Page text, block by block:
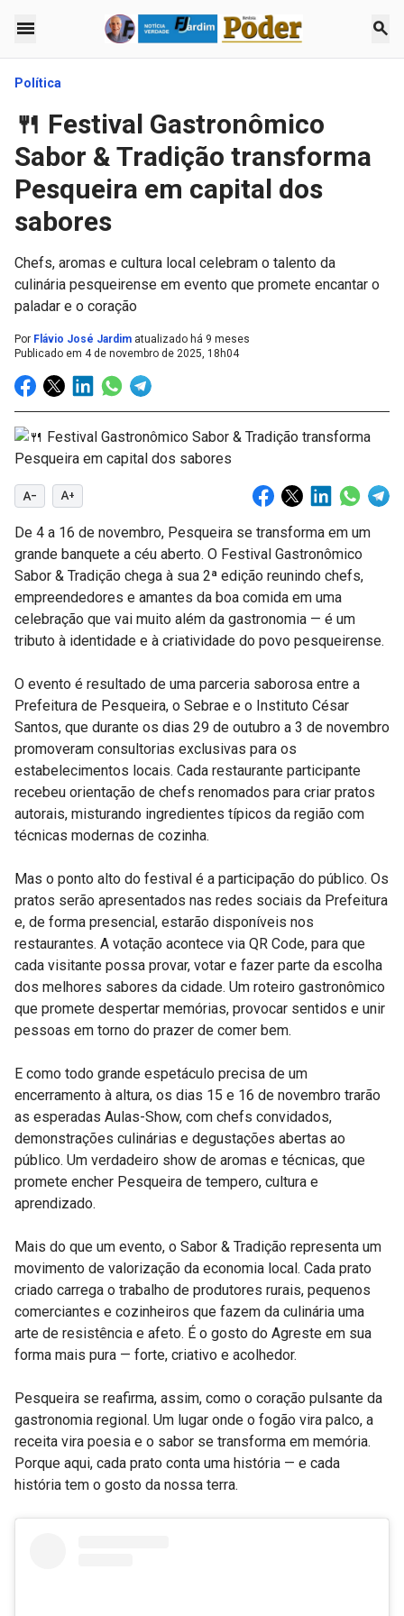
menu search
Política
🍴 Festival Gastronômico
Sabor & Tradição transforma
Pesqueira em capital dos
sabores
Chefs, aromas e cultura local celebram o talento da
culinária pesqueirense em evento que promete encantar o
paladar e o coração
Por Flávio José Jardim atualizado há 9 meses
Publicado em 4 de novembro de 2025, 18h04
text_decrease text_increase
De 4 a 16 de novembro, Pesqueira se transforma em um
grande banquete a céu aberto. O Festival Gastronômico
Sabor & Tradição chega à sua 2ª edição reunindo chefs,
empreendedores e amantes da boa comida em uma
celebração que vai muito além da gastronomia — é um
tributo à identidade e à criatividade do povo pesqueirense.
O evento é resultado de uma parceria saborosa entre a
Prefeitura de Pesqueira, o Sebrae e o Instituto César
Santos, que durante os dias 29 de outubro a 3 de novembro
promoveram consultorias exclusivas para os
estabelecimentos locais. Cada restaurante participante
recebeu orientação de chefs renomados para criar pratos
autorais, misturando ingredientes típicos da região com
técnicas modernas de cozinha.
Mas o ponto alto do festival é a participação do público. Os
pratos serão apresentados nas redes sociais da Prefeitura
e, de forma presencial, estarão disponíveis nos
restaurantes. A votação acontece via QR Code, para que
cada visitante possa provar, votar e fazer parte da escolha
dos melhores sabores da cidade. Um roteiro gastronômico
que promete despertar memórias, provocar sentidos e unir
pessoas em torno do prazer de comer bem.
E como todo grande espetáculo precisa de um
encerramento à altura, os dias 15 e 16 de novembro trarão
as esperadas Aulas-Show, com chefs convidados,
demonstrações culinárias e degustações abertas ao
público. Um verdadeiro show de aromas e técnicas, que
promete encher Pesqueira de tempero, cultura e
aprendizado.
Mais do que um evento, o Sabor & Tradição representa um
movimento de valorização da economia local. Cada prato
criado carrega o trabalho de produtores rurais, pequenos
comerciantes e cozinheiros que fazem da culinária uma
arte de resistência e afeto. É o gosto do Agreste em sua
forma mais pura — forte, criativo e acolhedor.
Pesqueira se reafirma, assim, como o coração pulsante da
gastronomia regional. Um lugar onde o fogão vira palco, a
receita vira poesia e o sabor se transforma em memória.
Porque aqui, cada prato conta uma história — e cada
história tem o gosto da nossa terra.